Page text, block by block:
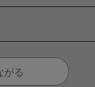
がる